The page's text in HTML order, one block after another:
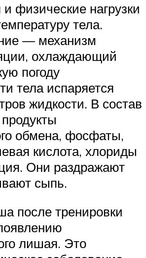
физические нагрузки
тела.
— механизм
охлаждающий
погоду
тела испаряется
жидкости. В состав
обмена, фосфаты,
кислота, хлориды
Они раздражают
сыпь.
после тренировки
лишая. Это